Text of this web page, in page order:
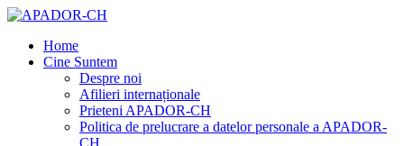
Home
Cine Suntem
Despre noi
Afilieri internaționale
Prieteni APADOR-CH
Politica de prelucrare a datelor personale a APADOR-
CH